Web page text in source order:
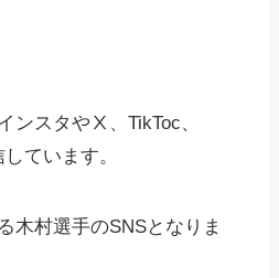
ンスタやⅩ、TikToc、
ています。
木村選手のSNSとなりま